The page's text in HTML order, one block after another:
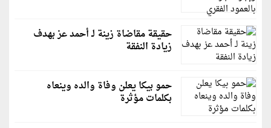
حقيقة مقاضاة زينة لـ أحمد عز بهدف
زيادة النفقة
حمو بيكا يعلن وفاة والده وينعاه
بكلمات مؤثرة